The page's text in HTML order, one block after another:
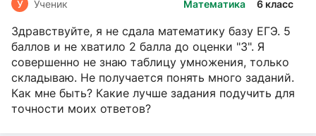
Математика 6 класс
У Ученик
Здравствуйте, я не сдала математику базу ЕГЭ. 5
баллов и не хватило 2 балла до оценки "3". Я
совершенно не знаю таблицу умножения, только
складываю. Не получается понять много заданий.
Как мне быть? Какие лучше задания подучить для
точности моих ответов?